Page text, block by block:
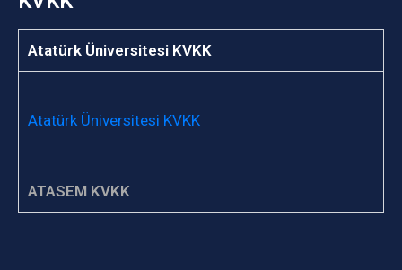
Atatürk Üniversitesi KVKK
Atatürk Üniversitesi KVKK
ATASEM KVKK